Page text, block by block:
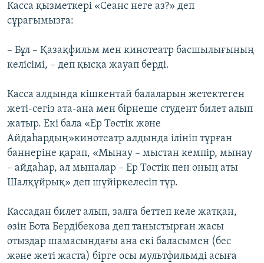
Касса қызметкері «Сеанс неге аз?» деп
сұрағымызға:
– Бұл – Қазақфильм мен кинотеатр басшылығының
келісімі, – деп қысқа жауап берді.
Касса алдында кішкентай балаларын жетектеген
жеті-сегіз ата-ана мен бірнеше студент билет алып
жатыр. Екі бала «Ер Төстік және
Айдаһардың»кинотеатр алдында ілініп тұрған
баннеріне қарап, «Мынау – мыстан кемпір, мынау
– айдаһар, ал мыналар – Ер Төстік пен оның аты
Шалқұйрық» деп шүйіркелесіп тұр.
Кассадан билет алып, залға беттеп келе жатқан,
өзін Бота Бердібекова деп таныстырған жасы
отыздар шамасындағы ана екі баласымен (бес
және жеті жаста) бірге осы мультфильмді асыға